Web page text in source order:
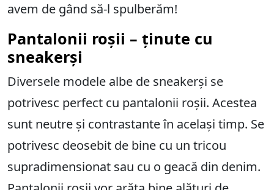
avem de gând să-l spulberăm!
Pantalonii roșii – ținute cu
sneakerși
Diversele modele albe de sneakerși se
potrivesc perfect cu pantalonii roșii. Acestea
sunt neutre și contrastante în același timp. Se
potrivesc deosebit de bine cu un tricou
supradimensionat sau cu o geacă din denim.